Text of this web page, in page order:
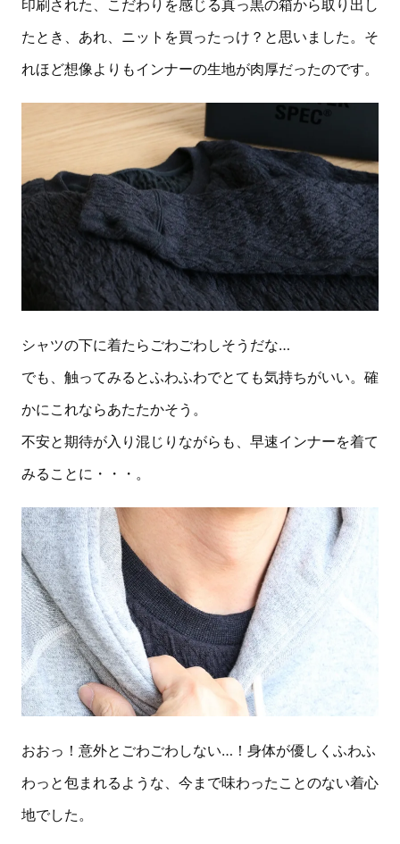
印刷された、こだわりを感じる真っ黒の箱から取り出し
たとき、あれ、ニットを買ったっけ？と思いました。そ
れほど想像よりもインナーの生地が肉厚だったのです。
シャツの下に着たらごわごわしそうだな…
でも、触ってみるとふわふわでとても気持ちがいい。確
かにこれならあたたかそう。
不安と期待が入り混じりながらも、早速インナーを着て
みることに・・・。
おおっ！意外とごわごわしない…！身体が優しくふわふ
わっと包まれるような、今まで味わったことのない着心
地でした。